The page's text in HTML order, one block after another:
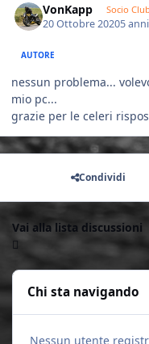
VonKapp Socio
20 Ottobre 20205 anni
AUTORE
nessun problema...
mio pc...
grazie per le celeri
Condividi
Vai alla lista discussioni
Chi sta navigando
Nessun utente